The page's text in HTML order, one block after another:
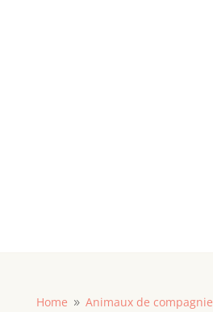
Home 9 Animaux de compagnie